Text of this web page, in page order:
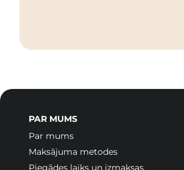
PAR MUMS
Par mums
Maksājuma metodes
Piegādes laiks un izmaksas